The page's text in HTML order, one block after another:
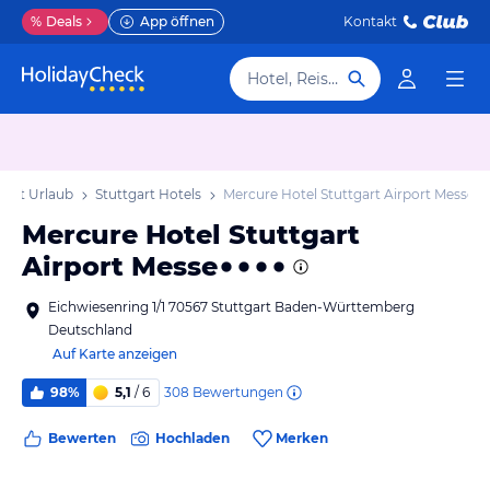
% Deals App öffnen Kontakt
Hotel, Reiseziel
Urlaub Stuttgart Hotels Mercure Hotel Stuttgart Airport Messe
Mercure Hotel Stuttgart
Airport Messe
Eichwiesenring 1/1 70567 Stuttgart Baden-Württemberg
Deutschland
Auf Karte anzeigen
98% 5,1 / 6 308 Bewertungen
Bewerten Hochladen Merken